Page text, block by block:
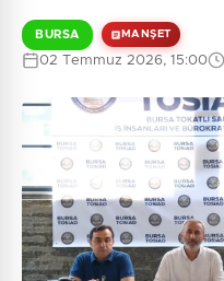
BURSA MANŞET
02 Temmuz 2026, 15:00